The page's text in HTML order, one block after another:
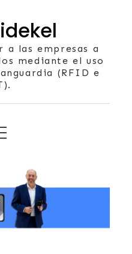
a las empresas a
mediante el uso
(RFID e